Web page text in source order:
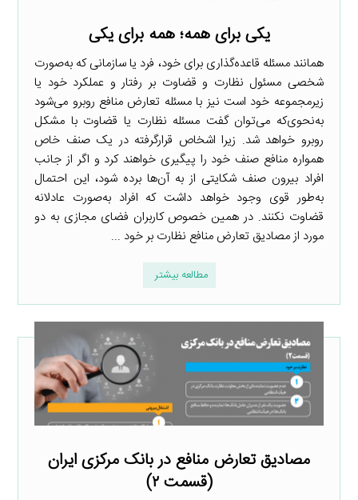
یکی برای همه؛ همه برای یکی
همانند مسئله قاعده‌گذاری برای خود، فرد یا سازمانی که به‌صورت
شخصی مسئول نظارت و قضاوت بر رفتار و عملکرد خود یا
زیرمجموعه خود است نیز با مسئله تعارض منافع روبرو می‌شود
به‌نحوی‌که می‌توان گفت مسئله نظارت یا قضاوت با مشکل
روبرو خواهد شد. زیرا اشخاص قرارگرفته در یک صنف خاص
همواره منافع صنف خود را پیگیری خواهند کرد و اگر از جانب
افراد بیرون صنف شکایتی از به آن‌ها برده شود، این احتمال
به‌طور قوی وجود خواهد داشت که افراد به‌صورت عادلانه
قضاوت نکنند. در همین خصوص کاربران فضای مجازی به دو
مورد از مصادیق تعارض منافع نظارت بر خود ...
مطالعه بیشتر
مصادیق تعارض منافع در بانک مرکزی ایران
(قسمت ۲)